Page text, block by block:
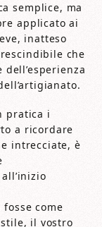
semplice, ma
applicato ai
inatteso
che
pratica i
a ricordare
intrecciate, è
come
il vostro